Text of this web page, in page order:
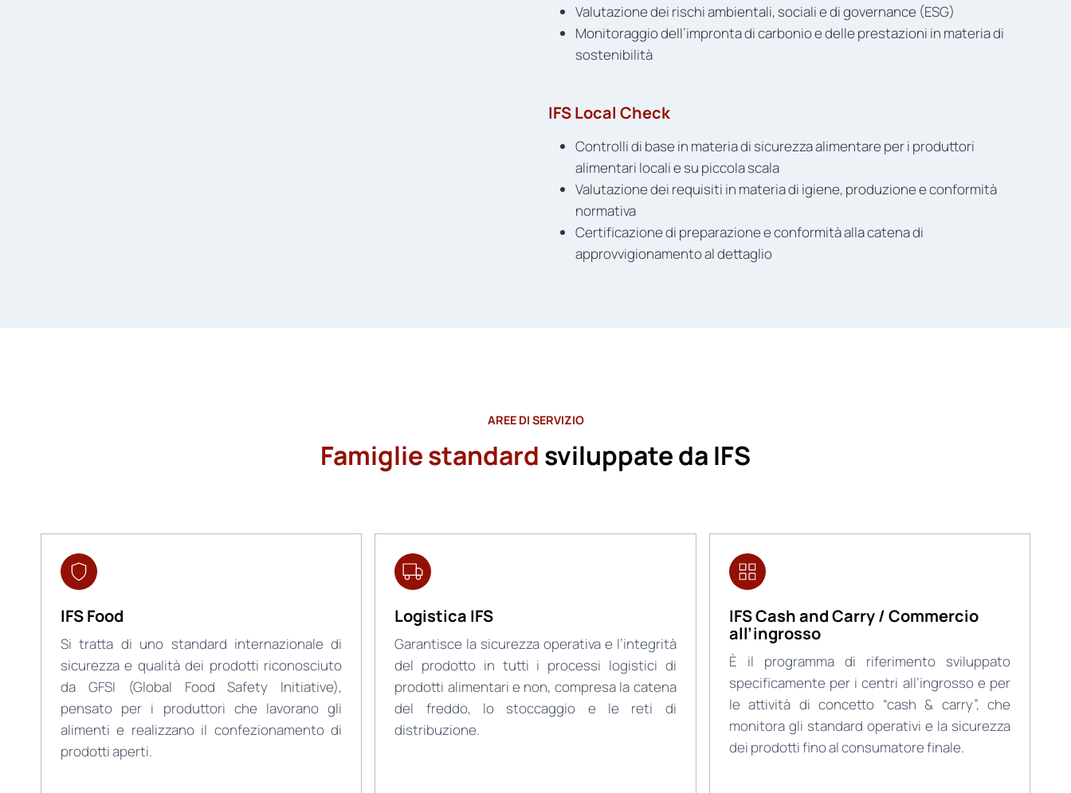
Valutazione dei rischi ambientali, sociali e di governance (ESG)
Monitoraggio dell’impronta di carbonio e delle prestazioni in materia di
sostenibilità
IFS Local Check
Controlli di base in materia di sicurezza alimentare per i produttori
alimentari locali e su piccola scala
Valutazione dei requisiti in materia di igiene, produzione e conformità
normativa
Certificazione di preparazione e conformità alla catena di
approvvigionamento al dettaglio
AREE DI SERVIZIO
Famiglie standard sviluppate da IFS
IFS Food
Si tratta di uno standard internazionale di
sicurezza e qualità dei prodotti riconosciuto
da GFSI (Global Food Safety Initiative),
pensato per i produttori che lavorano gli
alimenti e realizzano il confezionamento di
prodotti aperti.
Logistica IFS
Garantisce la sicurezza operativa e l’integrità
del prodotto in tutti i processi logistici di
prodotti alimentari e non, compresa la catena
del freddo, lo stoccaggio e le reti di
distribuzione.
IFS Cash and Carry / Commercio
all’ingrosso
È il programma di riferimento sviluppato
specificamente per i centri all’ingrosso e per
le attività di concetto “cash & carry”, che
monitora gli standard operativi e la sicurezza
dei prodotti fino al consumatore finale.